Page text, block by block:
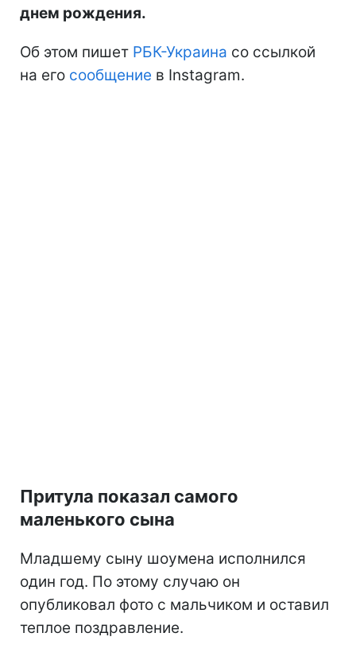
днем рождения.
Об этом пишет РБК-Украина со ссылкой
на его сообщение в Instagram.
Притула показал самого
маленького сына
Младшему сыну шоумена исполнился
один год. По этому случаю он
опубликовал фото с мальчиком и оставил
теплое поздравление.